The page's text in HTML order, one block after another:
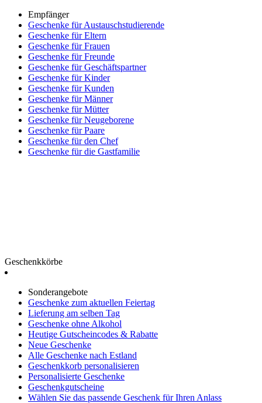
Empfänger
Geschenke für Austauschstudierende
Geschenke für Eltern
Geschenke für Frauen
Geschenke für Freunde
Geschenke für Geschäftspartner
Geschenke für Kinder
Geschenke für Kunden
Geschenke für Männer
Geschenke für Mütter
Geschenke für Neugeborene
Geschenke für Paare
Geschenke für den Chef
Geschenke für die Gastfamilie
Geschenkkörbe
Sonderangebote
Geschenke zum aktuellen Feiertag
Lieferung am selben Tag
Geschenke ohne Alkohol
Heutige Gutscheincodes & Rabatte
Neue Geschenke
Alle Geschenke nach Estland
Geschenkkorb personalisieren
Personalisierte Geschenke
Geschenkgutscheine
Wählen Sie das passende Geschenk für Ihren Anlass